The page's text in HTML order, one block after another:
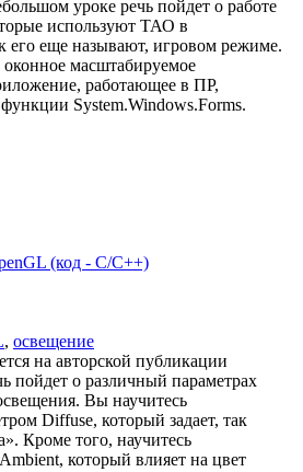
уроке речь пойдет о работе
используют ТАО в
его еще называют, игровом режиме.
оконное масштабируемое
работающее в ПР,
System.Windows.Forms.
(код - C/C++)
, освещение
на авторской публикации
пойдет о различный параметрах
Вы научитесь
Diffuse, который задает, так
Кроме того, научитесь
который влияет на цвет